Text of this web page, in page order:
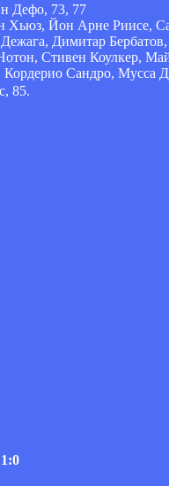
Дефо, 73, 77
Хьюз, Йон Арне Риисе,
Димитар
Стивен Коулкер,
Сандро, Мусса
85.